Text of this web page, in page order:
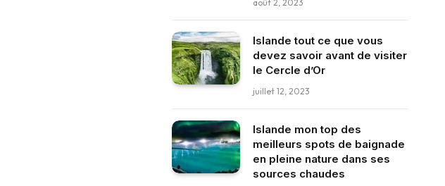
août 2, 2023
Islande tout ce que vous
devez savoir avant de visiter
le Cercle d’Or
juillet 12, 2023
Islande mon top des
meilleurs spots de baignade
en pleine nature dans ses
sources chaudes